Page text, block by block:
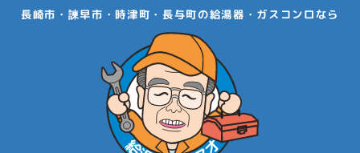
長崎市・諫早市・時津町・長与町の給湯器・ガスコンロなら